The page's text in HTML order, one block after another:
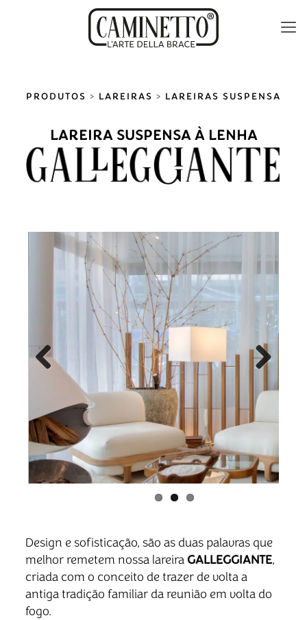
PRODUTOS > LAREIRAS > LAREIRAS SUSPENSA
LAREIRA SUSPENSA À LENHA
Previous
Design e sofisticação, são as duas palavras que
melhor remetem nossa lareira GALLEGGIANTE,
criada com o conceito de trazer de volta a
antiga tradição familiar da reunião em volta do
fogo.